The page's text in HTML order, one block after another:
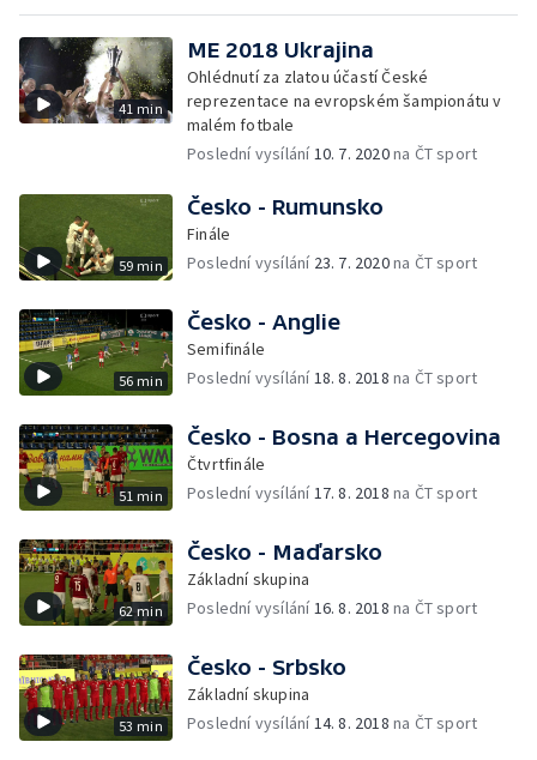
41 min
ME 2018 Ukrajina
Ohlédnutí za zlatou účastí České
reprezentace na evropském šampionátu v
malém fotbale
Poslední vysílání10. 7. 2020na ČT sport
59 min
Česko - Rumunsko
Finále
Poslední vysílání 23. 7. 2020na ČT sport
56 min
Česko - Anglie
Semifinále
Poslední vysílání18. 8. 2018 na ČT sport
51 min
Česko - Bosna a Hercegovina
Čtvrtfinále
Poslední vysílání17. 8. 2018 na ČT sport
62 min
Česko - Maďarsko
Základní skupina
Poslední vysílání16. 8. 2018 na ČT sport
53 min
Česko - Srbsko
Základní skupina
Poslední vysílání14. 8. 2018 na ČT sport